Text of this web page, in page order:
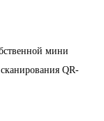
мини
QR-